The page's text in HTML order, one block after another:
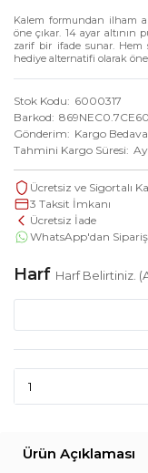
Kalem formundan ilham
öne çıkar. 14 ayar altının
zarif bir ifade sunar.
hediye alternatifi olarak öne
Stok Kodu
6000317
Barkod
Gönderim
Kargo Bedava
Tahmini Kargo Süresi
Ücretsiz ve Sigortalı
3 Taksit İmkanı
Ücretsiz İade
WhatsApp'dan
Harf Harf Belirtiniz.
Ürün Açıklaması